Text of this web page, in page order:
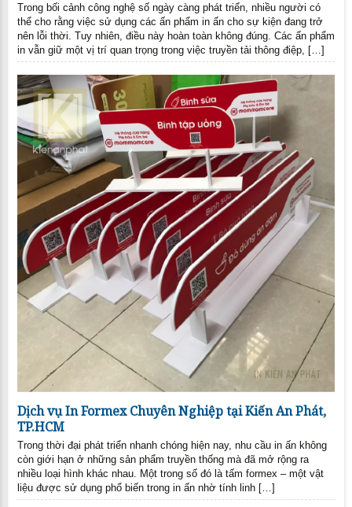
Trong bối cảnh công nghệ số ngày càng phát triển, nhiều người có
thể cho rằng việc sử dụng các ấn phẩm in ấn cho sự kiện đang trở
nên lỗi thời. Tuy nhiên, điều này hoàn toàn không đúng. Các ấn phẩm
in vẫn giữ một vị trí quan trọng trong việc truyền tải thông điệp, […]
Dịch vụ In Formex Chuyên Nghiệp tại Kiến An Phát,
TP.HCM
Trong thời đại phát triển nhanh chóng hiện nay, nhu cầu in ấn không
còn giới hạn ở những sản phẩm truyền thống mà đã mở rộng ra
nhiều loại hình khác nhau. Một trong số đó là tấm formex – một vật
liệu được sử dụng phổ biến trong in ấn nhờ tính linh […]